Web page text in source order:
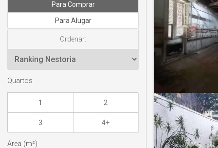
Para Comprar
Para Alugar
Ordenar:
Quartos
1 2
3 4+
Área (m²)